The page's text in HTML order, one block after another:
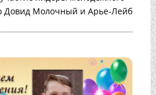
Довид Молочный и Арье-Лейб